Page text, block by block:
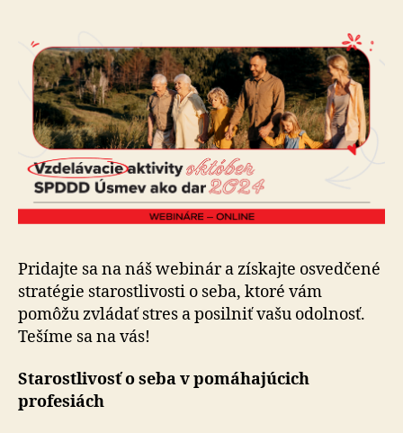
Pridajte sa na náš webinár a získajte osvedčené
stratégie starostlivosti o seba, ktoré vám
pomôžu zvládať stres a posilniť vašu odolnosť.
Tešíme sa na vás!
Starostlivosť o seba v pomáhajúcich
profesiách